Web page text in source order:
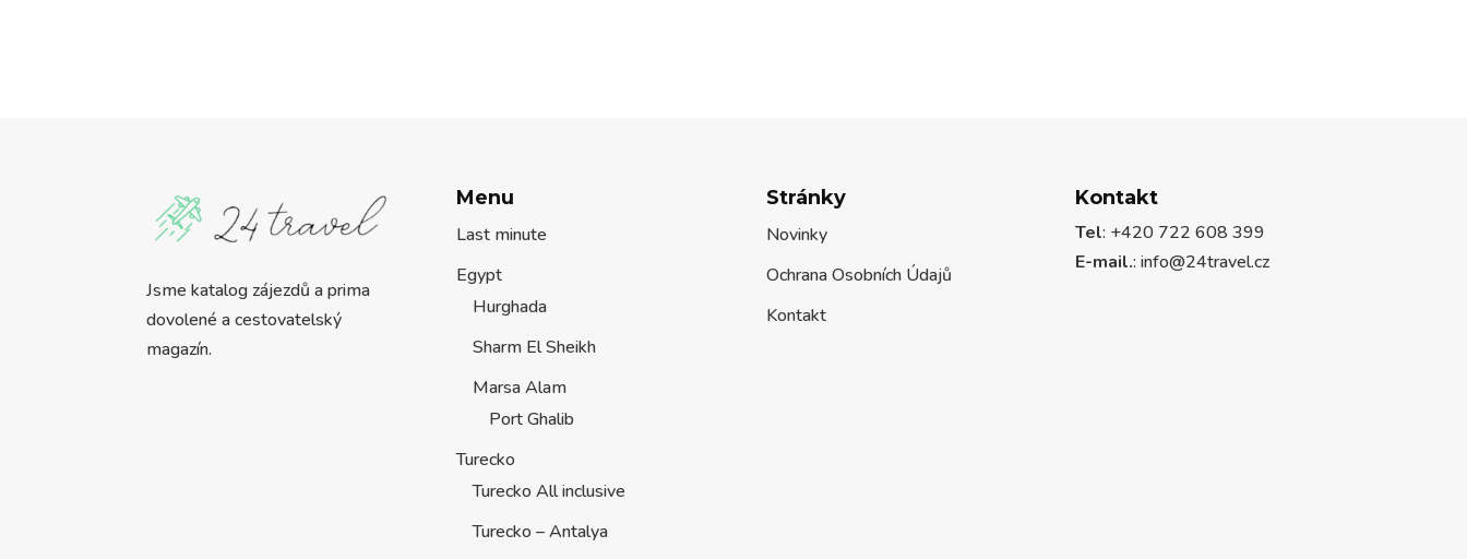
Jsme katalog zájezdů a prima
dovolené a cestovatelský
magazín.
Menu
Last minute
Egypt
Hurghada
Sharm El Sheikh
Marsa Alam
Port Ghalib
Turecko
Turecko All inclusive
Turecko – Antalya
Stránky
Novinky
Ochrana Osobních Údajů
Kontakt
Kontakt
Tel: +420 722 608 399
E-mail.:info@24travel.cz